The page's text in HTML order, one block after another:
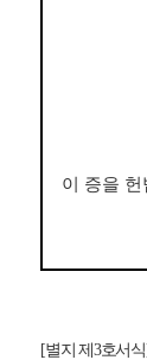
이 증을
[별지 제 3호서식